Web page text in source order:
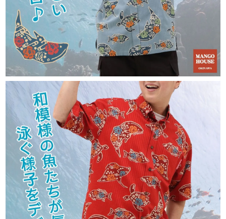
サイズが合わなかった場合、交換できま
すか？
未使用・タグ付きで、再販可能な状態の商品
であれば、お客様都合の場合でも交換対応を
承っております。
交換にかかる往復送料につきましては、お客
様ご負担にてお願いしております。
送料はどのくらいかかりますか？
ネコポスをご利用の場合は全国一律385円
（税込）です。
宅配便は838円（税込）、沖縄県内は471円
（税込）となります。
また、16,500円（税込）以上のお買い上げで